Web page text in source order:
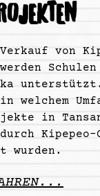
von
welchem
in
Kipepeo-
wurden.